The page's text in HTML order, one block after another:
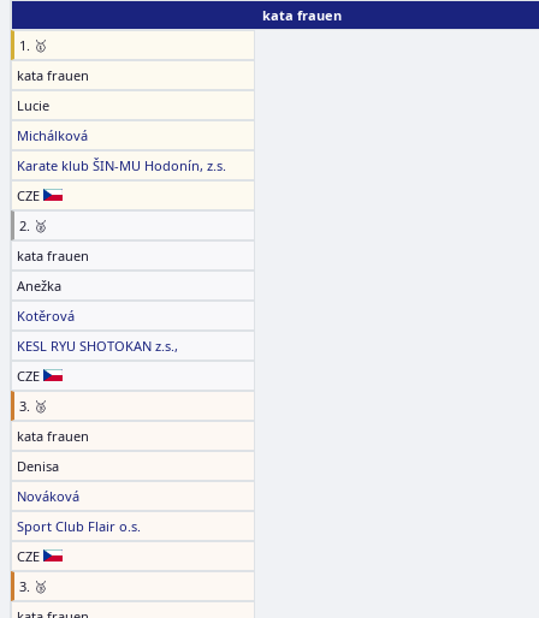
kata frauen
1. 🥇
kata frauen
Lucie
Michálková
Karate klub ŠIN-MU Hodonín, z.s.
CZE
2. 🥈
kata frauen
Anežka
Kotěrová
KESL RYU SHOTOKAN z.s.,
CZE
3. 🥉
kata frauen
Denisa
Nováková
Sport Club Flair o.s.
CZE
3. 🥉